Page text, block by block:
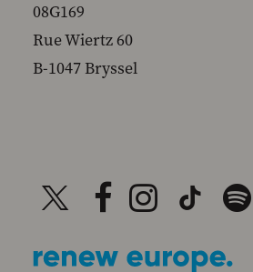
08G169
Rue Wiertz 60
B-1047 Bryssel